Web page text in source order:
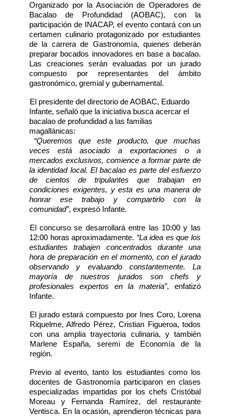
Organizado por la Asociación de Operadores de
Bacalao de Profundidad (AOBAC), con la
participación de INACAP, el evento contará con un
certamen culinario protagonizado por estudiantes
de la carrera de Gastronomía, quienes deberán
preparar bocados innovadores en base a bacalao.
Las creaciones serán evaluadas por un jurado
compuesto por representantes del ámbito
gastronómico, gremial y gubernamental.
El presidente del directorio de AOBAC, Eduardo
Infante, señaló que la iniciativa busca acercar el
bacalao de profundidad a las familias
magallánicas:
“Queremos que este producto, que muchas
veces está asociado a exportaciones o a
mercados exclusivos, comience a formar parte de
la identidad local. El bacalao es parte del esfuerzo
de cientos de tripulantes que trabajan en
condiciones exigentes, y esta es una manera de
honrar ese trabajo y compartirlo con la
comunidad”, expresó Infante.
El concurso se desarrollará entre las 10:00 y las
12:00 horas aproximadamente. “La idea es que los
estudiantes trabajen concentrados durante una
hora de preparación en el momento, con el jurado
observando y evaluando constantemente. La
mayoría de nuestros jurados son chefs y
profesionales expertos en la materia”, enfatizó
Infante.
El jurado estará compuesto por Ines Coro, Lorena
Riquelme, Alfredo Pérez, Cristian Figueroa, todos
con una amplia trayectoria culinaria, y también
Marlene España, seremi de Economía de la
región.
Previo al evento, tanto los estudiantes como los
docentes de Gastronomía participaron en clases
especializadas impartidas por los chefs Cristóbal
Moreau y Fernanda Ramírez, del restaurante
Ventisca. En la ocasión, aprendieron técnicas para